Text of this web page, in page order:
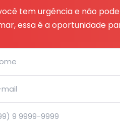
tem urgência e não
essa é a oportunidade